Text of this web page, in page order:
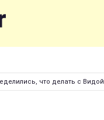
что делать с Видой